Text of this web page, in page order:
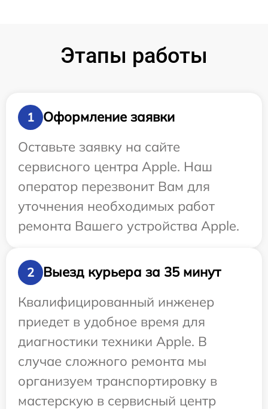
Этапы работы
1
Оформление заявки
Оставьте заявку на сайте
сервисного центра Apple. Наш
оператор перезвонит Вам для
уточнения необходимых работ
ремонта Вашего устройства Apple.
2
Выезд курьера за 35 минут
Квалифицированный инженер
приедет в удобное время для
диагностики техники Apple. В
случае сложного ремонта мы
организуем транспортировку в
мастерскую в сервисный центр